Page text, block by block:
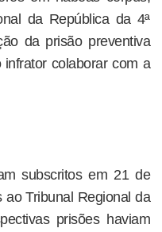
da República da 4ª
da prisão preventiva
colaborar com a
subscritos em 21 de
Tribunal Regional da
prisões haviam